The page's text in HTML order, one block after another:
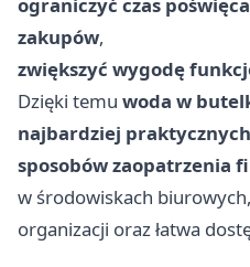
ograniczyć czas
zakupów,
zwiększyć wygodę
Dzięki temu woda w
najbardziej
sposobów zaopatrzenia
w środowiskach
organizacji oraz łatwa